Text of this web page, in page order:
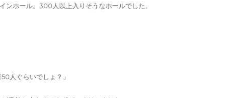
ンホール。300人以上入りそうなホールでした。
人ぐらいでしょ？」